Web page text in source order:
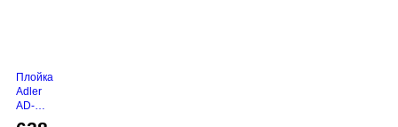
Плойка
Adler
AD-
2116